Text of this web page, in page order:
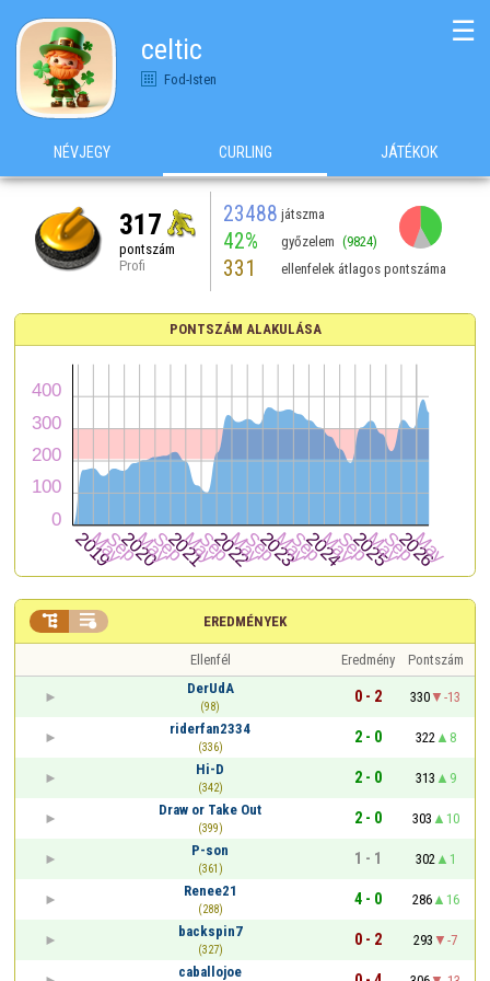
celtic
Fod-Isten
☰
NÉVJEGY CURLING JÁTÉKOK
317
pontszám
Profi
23488 játszma
42% győzelem (9824)
331 ellenfelek átlagos pontszáma
PONTSZÁM ALAKULÁSA
EREDMÉNYEK
 
Ellenfél Eredmény
Pontszám
DerUdA
(98)
0 - 2 330
-13
riderfan2334
(336)
2 - 0 322
8
Hi-D
(342)
2 - 0 313
9
Draw or Take Out
(399)
2 - 0 303
10
P-son
(361)
1 - 1 302
1
Renee21
(288)
4 - 0 286
16
backspin7
(327)
0 - 2 293
-7
caballojoe